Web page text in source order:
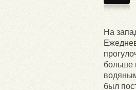
На
больше
был